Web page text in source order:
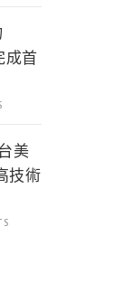
成首
美
技術